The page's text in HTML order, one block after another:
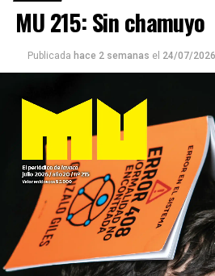
MU 215: Sin chamuyo
Publicada hace 2 semanas el 24/07/2026